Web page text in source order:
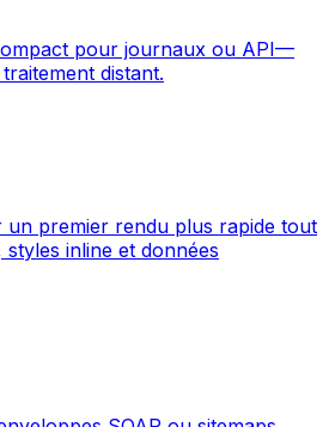
pour journaux ou API—
distant.
premier rendu plus rapide tout
inline et données